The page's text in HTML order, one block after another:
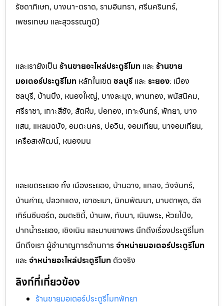
รัชดาภิเษก, บางนา-ตราด, รามอินทรา, ศรีนครินทร์,
เพชรเกษม และสุวรรณภูมิ)
และเรายังเป็น ร้านขายอะไหล่ประตูรีโมท และ ร้านขาย
มอเตอร์ประตูรีโมท หลักในเขต ชลบุรี และ ระยอง: เมือง
ชลบุรี, บ้านบึง, หนองใหญ่, บางละมุง, พานทอง, พนัสนิคม,
ศรีราชา, เกาะสีชัง, สัตหีบ, บ่อทอง, เกาะจันทร์, พัทยา, บาง
แสน, แหลมฉบัง, อมตะนคร, บ่อวิน, จอมเทียน, นาจอมเทียน,
เครือสหพัฒน์, หนองมน
และเขตระยอง ทั้ง เมืองระยอง, บ้านฉาง, แกลง, วังจันทร์,
บ้านค่าย, ปลวกแดง, เขาชะเมา, นิคมพัฒนา, มาบตาพุด, อีส
เทิร์นซีบอร์ด, อมตะซิตี้, บ้านเพ, ทับมา, เนินพระ, ห้วยโป่ง,
ปากน้ำระยอง, เชิงเนิน และมาบยางพร นึกถึงเรื่องประตูรีโมท
นึกถึงเรา ผู้ชำนาญการด้านการ จำหน่ายมอเตอร์ประตูรีโมท
และ จำหน่ายอะไหล่ประตูรีโมท ตัวจริง
ลิงก์ที่เกี่ยวข้อง
ร้านขายมอเตอร์ประตูรีโมทพัทยา